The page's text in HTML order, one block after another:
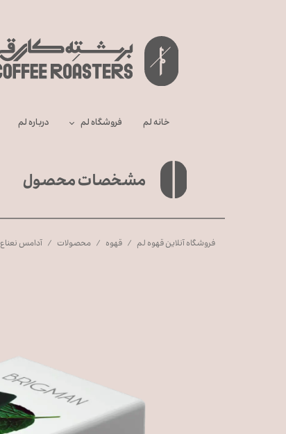
خانه لم فروشگاه لم درباره‌ لم
مشخصات محصول
فروشگاه آنلاین قهوه لم قهوه محصولات آدامس نعناع